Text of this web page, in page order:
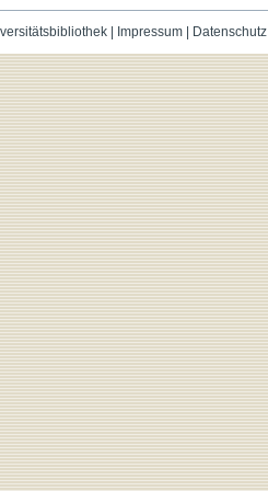
| Impressum| Datenschutz